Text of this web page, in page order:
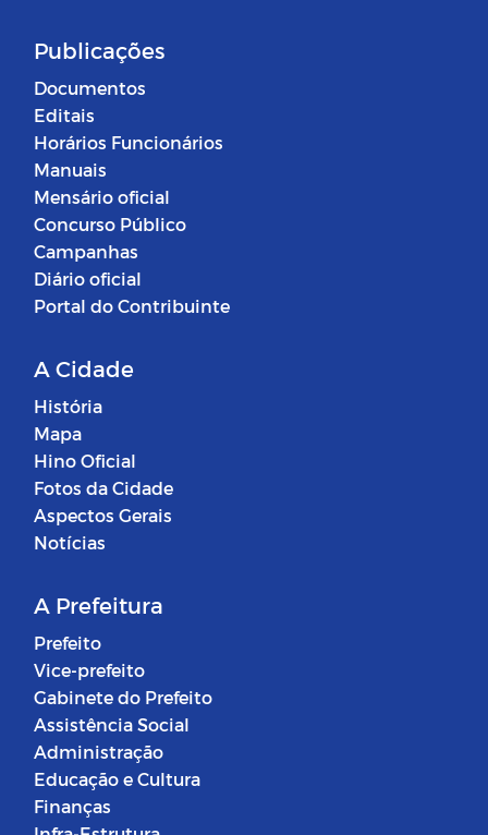
Publicações
Documentos
Editais
Horários Funcionários
Manuais
Mensário oficial
Concurso Público
Campanhas
Diário oficial
Portal do Contribuinte
A Cidade
História
Mapa
Hino Oficial
Fotos da Cidade
Aspectos Gerais
Notícias
A Prefeitura
Prefeito
Vice-prefeito
Gabinete do Prefeito
Assistência Social
Administração
Educação e Cultura
Finanças